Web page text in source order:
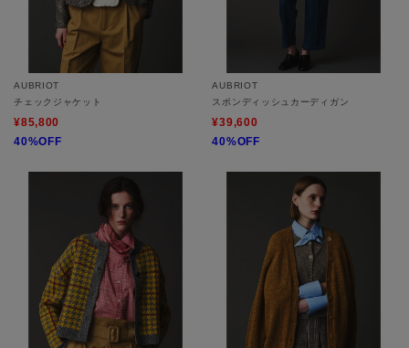
AUBRIOT
チェックジャケット
¥85,800
40%OFF
AUBRIOT
スポンディッシュカーディガン
¥39,600
40%OFF